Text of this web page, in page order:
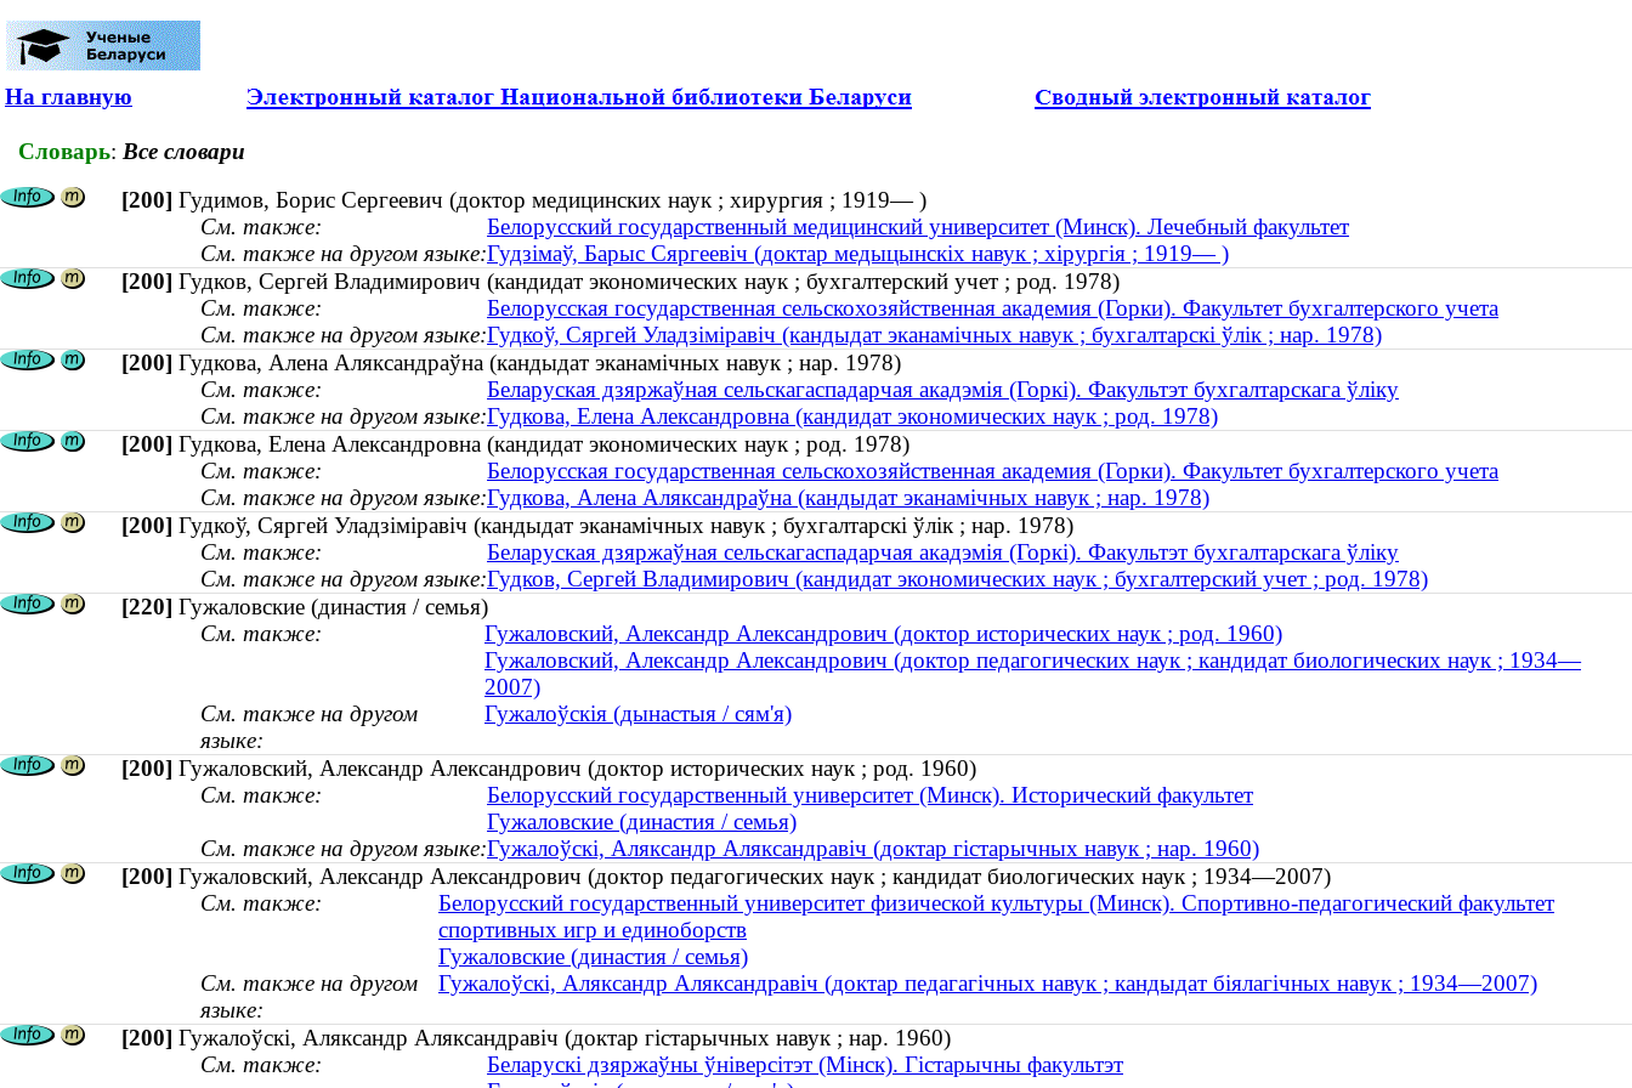
На главную
Словарь: Все словари
[200] Гудимов, Борис Сергеевич (доктор медицинских наук ; хирургия ; 1919— )
См. также:
Белорусский государственный медицинский университет (Минск). Лечебный факультет
См. также на другом языке:Гудзімаў, Барыс Сяргеевіч (доктар медыцынскіх навук ; хірургія ; 1919— )
[200] Гудков, Сергей Владимирович (кандидат экономических наук ; бухгалтерский учет ; род. 1978)
См. также:
Белорусская государственная сельскохозяйственная академия (Горки). Факультет бухгалтерского учета
См. также на другом языке:Гудкоў, Сяргей Уладзіміравіч (кандыдат эканамічных навук ; бухгалтарскі ўлік ; нар. 1978)
[200] Гудкова, Алена Аляксандраўна (кандыдат эканамічных навук ; нар. 1978)
См. также:
Беларуская дзяржаўная сельскагаспадарчая акадэмія (Горкі). Факультэт бухгалтарскага ўліку
См. также на другом языке:Гудкова, Елена Александровна (кандидат экономических наук ; род. 1978)
[200] Гудкова, Елена Александровна (кандидат экономических наук ; род. 1978)
См. также:
Белорусская государственная сельскохозяйственная академия (Горки). Факультет бухгалтерского учета
См. также на другом языке:Гудкова, Алена Аляксандраўна (кандыдат эканамічных навук ; нар. 1978)
[200] Гудкоў, Сяргей Уладзіміравіч (кандыдат эканамічных навук ; бухгалтарскі ўлік ; нар. 1978)
См. также:
Беларуская дзяржаўная сельскагаспадарчая акадэмія (Горкі). Факультэт бухгалтарскага ўліку
См. также на другом языке:Гудков, Сергей Владимирович (кандидат экономических наук ; бухгалтерский учет ; род. 1978)
[220] Гужаловские (династия / семья)
См. также:
Гужаловский, Александр Александрович (доктор исторических наук ; род. 1960)
Гужаловский, Александр Александрович (доктор педагогических наук ; кандидат биологических наук ; 1934—
2007)
См. также на другом
языке:
Гужалоўскія (дынастыя / сям'я)
[200] Гужаловский, Александр Александрович (доктор исторических наук ; род. 1960)
См. также:
Белорусский государственный университет (Минск). Исторический факультет
Гужаловские (династия / семья)
См. также на другом языке:Гужалоўскі, Аляксандр Аляксандравіч (доктар гістарычных навук ; нар. 1960)
[200] Гужаловский, Александр Александрович (доктор педагогических наук ; кандидат биологических наук ; 1934—2007)
См. также:
Белорусский государственный университет физической культуры (Минск). Спортивно-педагогический факультет
спортивных игр и единоборств
Гужаловские (династия / семья)
См. также на другом
языке:
Гужалоўскі, Аляксандр Аляксандравіч (доктар педагагічных навук ; кандыдат біялагічных навук ; 1934—2007)
[200] Гужалоўскі, Аляксандр Аляксандравіч (доктар гістарычных навук ; нар. 1960)
См. также:
Беларускі дзяржаўны ўніверсітэт (Мінск). Гістарычны факультэт